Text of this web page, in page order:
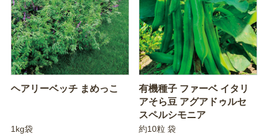
ヘアリーベッチ まめっこ
1kg袋
有機種子 ファーベ イタリ
アそら豆 アグアドゥルセ
スペルシモニア
約10粒 袋